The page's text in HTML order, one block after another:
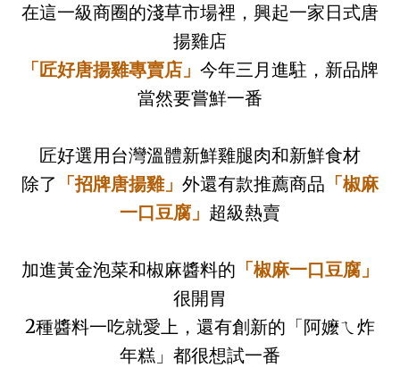
在這一級商圈的淺草市場裡，興起一家日式唐
揚雞店
「匠好唐揚雞專賣店」 今年三月進駐，新品牌
當然要嘗鮮一番
匠好選用台灣溫體新鮮雞腿肉和新鮮食材
除了 「招牌唐揚雞」 外還有款推薦商品 「椒麻
一口豆腐」 超級熱賣
加進黃金泡菜和椒麻醬料的 「椒麻一口豆腐」
很開胃
2種醬料一吃就愛上，還有創新的「阿嬤ㄟ炸
年糕」都很想試一番